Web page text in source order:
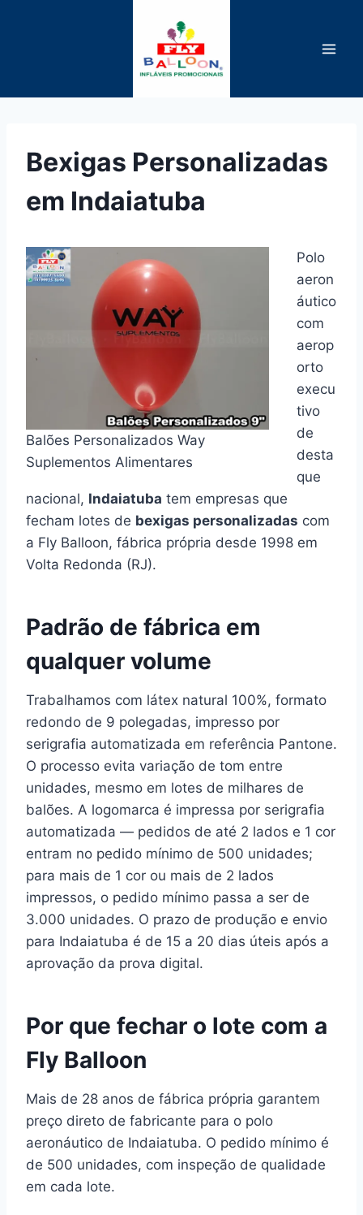
Bexigas Personalizadas
em Indaiatuba
Balões Personalizados Way
Suplementos Alimentares
Polo
aeron
áutico
com
aerop
orto
execu
tivo
de
desta
que
nacional, Indaiatuba tem empresas que
fecham lotes de bexigas personalizadas com
a Fly Balloon, fábrica própria desde 1998 em
Volta Redonda (RJ).
Padrão de fábrica em
qualquer volume
Trabalhamos com látex natural 100%, formato
redondo de 9 polegadas, impresso por
serigrafia automatizada em referência Pantone.
O processo evita variação de tom entre
unidades, mesmo em lotes de milhares de
balões. A logomarca é impressa por serigrafia
automatizada — pedidos de até 2 lados e 1 cor
entram no pedido mínimo de 500 unidades;
para mais de 1 cor ou mais de 2 lados
impressos, o pedido mínimo passa a ser de
3.000 unidades. O prazo de produção e envio
para Indaiatuba é de 15 a 20 dias úteis após a
aprovação da prova digital.
Por que fechar o lote com a
Fly Balloon
Mais de 28 anos de fábrica própria garantem
preço direto de fabricante para o polo
aeronáutico de Indaiatuba. O pedido mínimo é
de 500 unidades, com inspeção de qualidade
em cada lote.